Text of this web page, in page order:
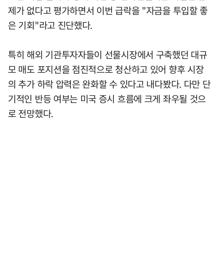
제가 없다고 평가하면서 이번 급락을 "자금을 투입할 좋
은 기회"라고 진단했다.
특히 해외 기관투자자들이 선물시장에서 구축했던 대규
모 매도 포지션을 점진적으로 청산하고 있어 향후 시장
의 추가 하락 압력은 완화할 수 있다고 내다봤다. 다만 단
기적인 반등 여부는 미국 증시 흐름에 크게 좌우될 것으
로 전망했다.